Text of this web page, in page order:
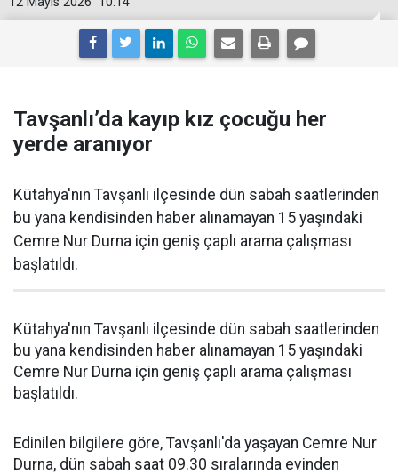
Tavşanlı’da kayıp kız çocuğu her
yerde aranıyor
Kütahya'nın Tavşanlı ilçesinde dün sabah saatlerinden
bu yana kendisinden haber alınamayan 15 yaşındaki
Cemre Nur Durna için geniş çaplı arama çalışması
başlatıldı.
Kütahya'nın Tavşanlı ilçesinde dün sabah saatlerinden
bu yana kendisinden haber alınamayan 15 yaşındaki
Cemre Nur Durna için geniş çaplı arama çalışması
başlatıldı.
Edinilen bilgilere göre, Tavşanlı'da yaşayan Cemre Nur
Durna, dün sabah saat 09.30 sıralarında evinden